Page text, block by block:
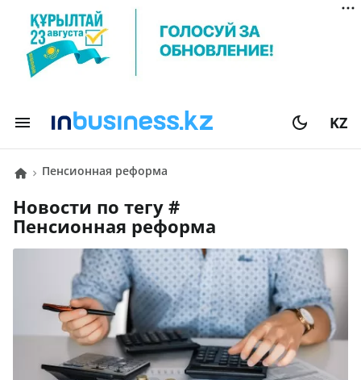
KZ
Пенсионная реформа
Новости по тегу #
Пенсионная реформа